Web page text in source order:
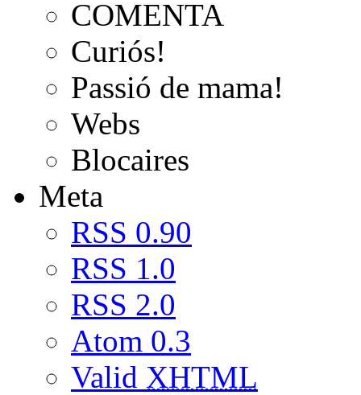
COMENTA
Curiós!
Passió de mama!
Webs
Blocaires
Meta
RSS 0.90
RSS 1.0
RSS 2.0
Atom 0.3
Valid XHTML